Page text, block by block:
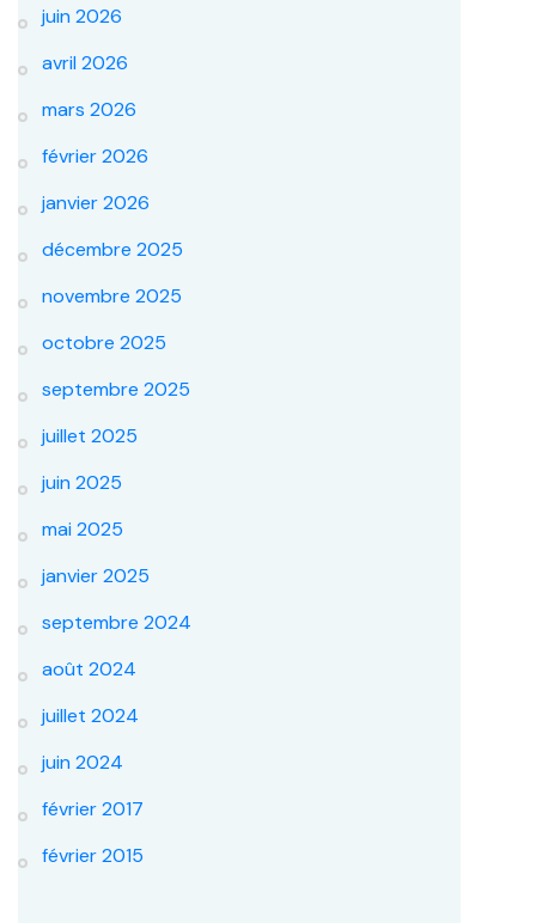
juin 2026
avril 2026
mars 2026
février 2026
janvier 2026
décembre 2025
novembre 2025
octobre 2025
septembre 2025
juillet 2025
juin 2025
mai 2025
janvier 2025
septembre 2024
août 2024
juillet 2024
juin 2024
février 2017
février 2015